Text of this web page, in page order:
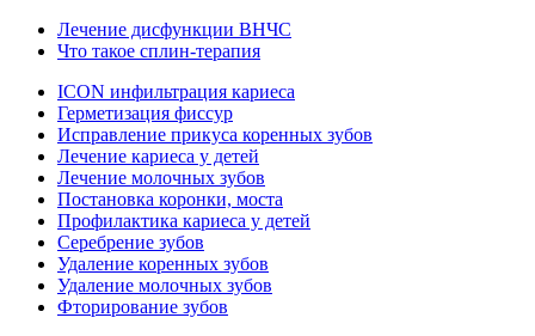
Лечение дисфункции ВНЧС
Что такое сплин-терапия
ICON инфильтрация кариеса
Герметизация фиссур
Исправление прикуса коренных зубов
Лечение кариеса у детей
Лечение молочных зубов
Постановка коронки, моста
Профилактика кариеса у детей
Серебрение зубов
Удаление коренных зубов
Удаление молочных зубов
Фторирование зубов